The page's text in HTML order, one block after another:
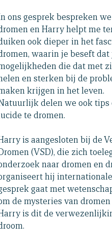
ons gesprek bespreken
en Harry helpt me
ook dieper in het
waarin je beseft
die dat met
en sterken bij de
krijgen in het leven.
delen we ook tips
te dromen.
is aangesloten bij de
(VSD), die zich
naar dromen en
hij
gaat met
de mysteries van
is dit de